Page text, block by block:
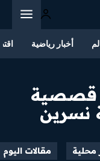
أخبار رياضية
قصصية
نسرين
محلية مقالات اليوم